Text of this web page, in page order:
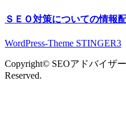
ＳＥＯ対策についての情報
WordPress-Theme STINGER3
Copyright© SEOアドバイザ
Reserved.